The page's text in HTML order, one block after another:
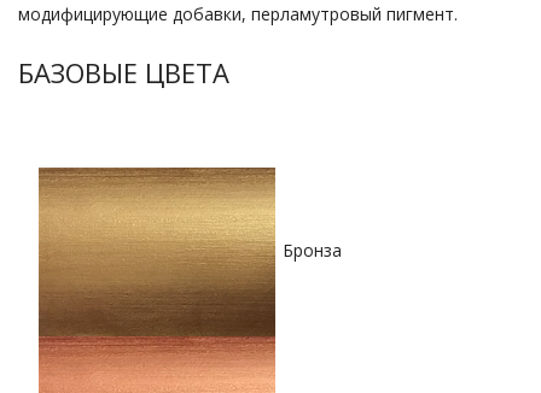
модифицирующие добавки, перламутровый пигмент.
БАЗОВЫЕ ЦВЕТА
Бронза